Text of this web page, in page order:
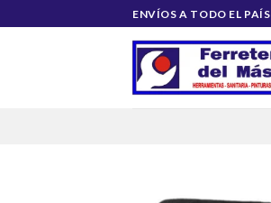
al
ENVÍOS A TODO EL PAÍS